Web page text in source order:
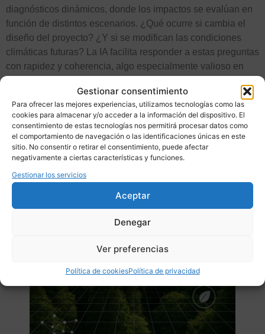
Gestionar consentimiento
Para ofrecer las mejores experiencias, utilizamos tecnologías como las
cookies para almacenar y/o acceder a la información del dispositivo. El
consentimiento de estas tecnologías nos permitirá procesar datos como
el comportamiento de navegación o las identificaciones únicas en este
sitio. No consentir o retirar el consentimiento, puede afectar
negativamente a ciertas características y funciones.
Gestionar los servicios
Aceptar
Denegar
Ver preferencias
Política de cookiesPolítica de privacidad
diagnósticos dinámicos, donde los impactos se evalúan en
función de distintos escenarios. ¿Qué ocurre si cambia el
diseño del proyecto? ¿Y si se modifican las condiciones
climáticas futuras? La IA facilita responder a estas preguntas
con rapidez y coherencia, algo especialmente valioso en
Para las empresas de consultoría, esto se traduce en un
salto cualitativo: informes más claros, mejor argumentados y
con mayor capacidad de anticipación. Y, de paso, una
ventaja competitiva clara en un mercado donde la
innovación ya no es opcional, sino diferencial.